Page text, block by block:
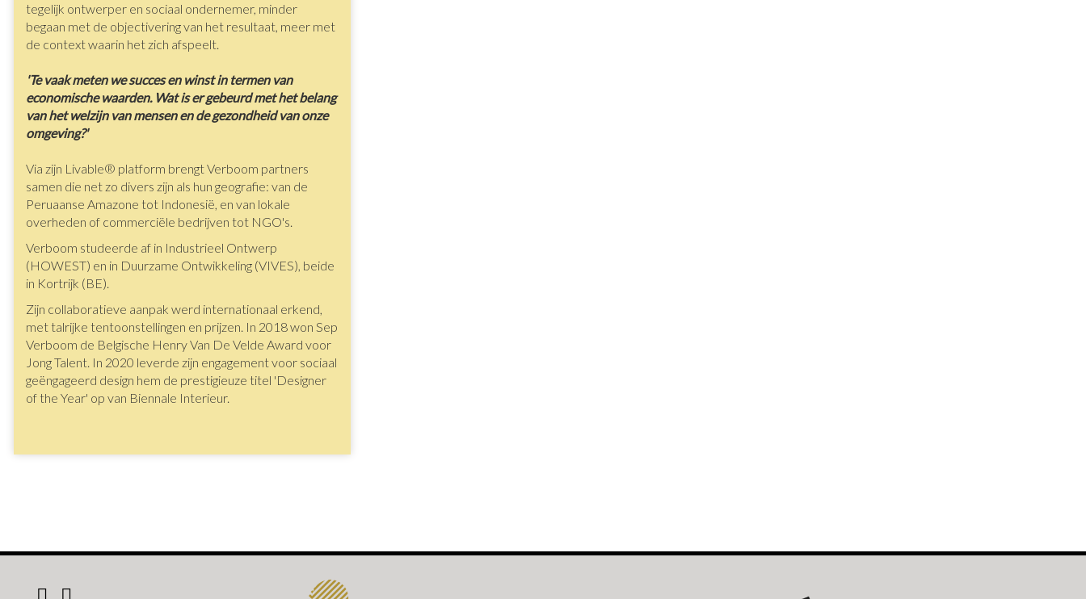
tegelijk ontwerper en sociaal ondernemer, minder
begaan met de objectivering van het resultaat, meer met
de context waarin het zich afspeelt.
'Te vaak meten we succes en winst in termen van
economische waarden. Wat is er gebeurd met het belang
van het welzijn van mensen en de gezondheid van onze
omgeving?'
Via zijn Livable® platform brengt Verboom partners
samen die net zo divers zijn als hun geografie: van de
Peruaanse Amazone tot Indonesië, en van lokale
overheden of commerciële bedrijven tot NGO's.
Verboom studeerde af in Industrieel Ontwerp
(HOWEST) en in Duurzame Ontwikkeling (VIVES), beide
in Kortrijk (BE).
Zijn collaboratieve aanpak werd internationaal erkend,
met talrijke tentoonstellingen en prijzen. In 2018 won Sep
Verboom de Belgische Henry Van De Velde Award voor
Jong Talent. In 2020 leverde zijn engagement voor sociaal
geëngageerd design hem de prestigieuze titel 'Designer
of the Year' op van Biennale Interieur.